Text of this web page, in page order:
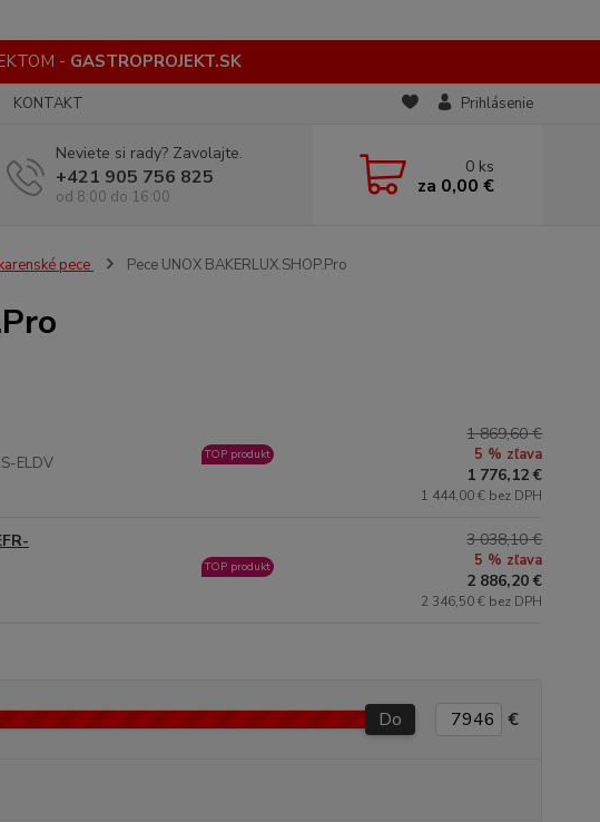
- GASTROPROJEKT.SK
KONTAKT Prihlásenie
Neviete si rady? Zavolajte.
+421 905 756 825
od 8:00 do 16:00
0 ks
za 0,00 €
pece Pece UNOX BAKERLUX.SHOP.Pro
ELDV TOP produkt
1 869,60 €
5 % zľava
1 776,12 €
1 444,00 € bez DPH
TOP produkt
3 038,10 €
5 % zľava
2 886,20 €
2 346,50 € bez DPH
Do €